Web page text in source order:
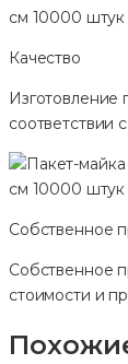
Качество
Изготовление
соответствии
Собственное
Собственное
стоимости и